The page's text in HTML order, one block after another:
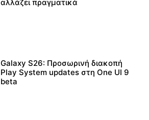
αλλάζει πραγματικά
Galaxy S26: Προσωρινή διακοπή
Play System updates στη One UI 9
beta